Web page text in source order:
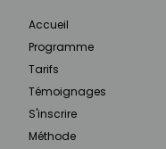
Accueil
Programme
Tarifs
Témoignages
S'inscrire
Méthode